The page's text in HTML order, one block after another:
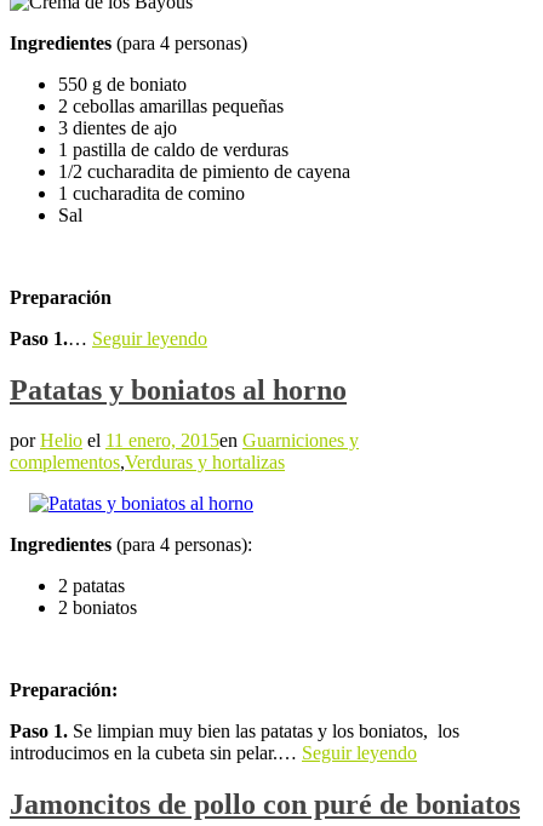
Ingredientes (para 4 personas)
550 g de boniato
2 cebollas amarillas pequeñas
3 dientes de ajo
1 pastilla de caldo de verduras
1/2 cucharadita de pimiento de cayena
1 cucharadita de comino
Sal
Preparación
Paso 1.… Seguir leyendo
Patatas y boniatos al horno
porHelio el 11 enero, 2015en Guarniciones y
complementos,Verduras y hortalizas
Ingredientes (para 4 personas):
2 patatas
2 boniatos
Preparación:
Paso 1. Se limpian muy bien las patatas y los boniatos, los
introducimos en la cubeta sin pelar.… Seguir leyendo
Jamoncitos de pollo con puré de boniatos